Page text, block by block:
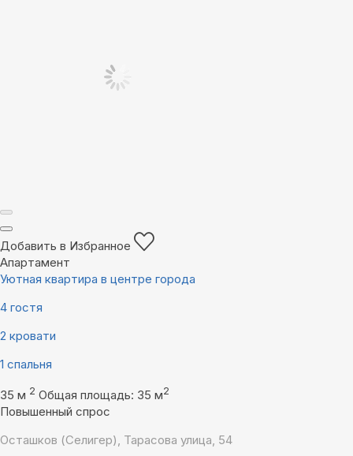
Добавить в Избранное
Апартамент
Уютная квартира в центре города
4 гостя
2 кровати
1 спальня
35 м 2 Общая площадь: 35 м2
Повышенный спрос
Осташков (Селигер), Тарасова улица, 54